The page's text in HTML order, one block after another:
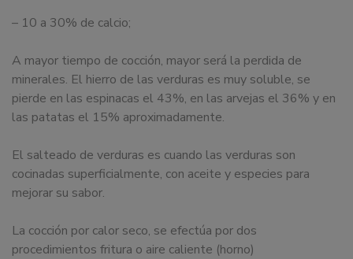
tanto
particulares,
instituciones,
organismos,
empresas,
eventos.
– 10 a 30% de calcio;
A mayor tiempo de cocción, mayor será la perdida de
minerales. El hierro de las verduras es muy soluble, se
pierde en las espinacas el 43%, en las arvejas el 36% y en
las patatas el 15% aproximadamente.
El salteado de verduras es cuando las verduras son
cocinadas superficialmente, con aceite y especies para
mejorar su sabor.
La cocción por calor seco, se efectúa por dos
procedimientos fritura o aire caliente (horno)